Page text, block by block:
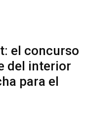
el concurso
del interior
para el